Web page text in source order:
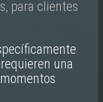
para clientes
una